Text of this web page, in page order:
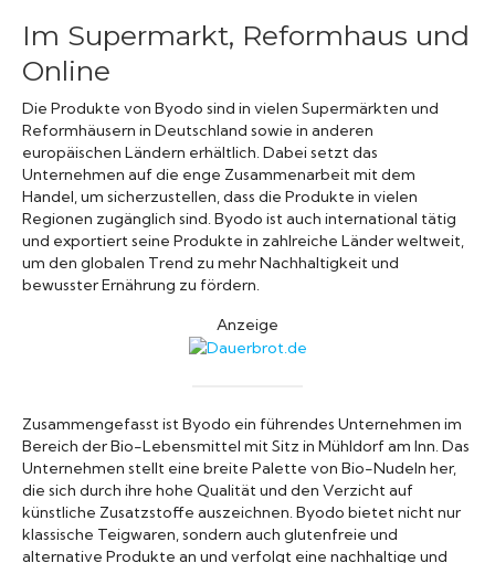
Im Supermarkt, Reformhaus und
Online
Die Produkte von Byodo sind in vielen Supermärkten und
Reformhäusern in Deutschland sowie in anderen
europäischen Ländern erhältlich. Dabei setzt das
Unternehmen auf die enge Zusammenarbeit mit dem
Handel, um sicherzustellen, dass die Produkte in vielen
Regionen zugänglich sind. Byodo ist auch international tätig
und exportiert seine Produkte in zahlreiche Länder weltweit,
um den globalen Trend zu mehr Nachhaltigkeit und
bewusster Ernährung zu fördern.
Anzeige
Zusammengefasst ist Byodo ein führendes Unternehmen im
Bereich der Bio-Lebensmittel mit Sitz in Mühldorf am Inn. Das
Unternehmen stellt eine breite Palette von Bio-Nudeln her,
die sich durch ihre hohe Qualität und den Verzicht auf
künstliche Zusatzstoffe auszeichnen. Byodo bietet nicht nur
klassische Teigwaren, sondern auch glutenfreie und
alternative Produkte an und verfolgt eine nachhaltige und